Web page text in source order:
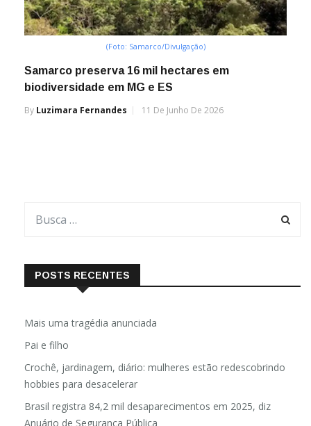
(Foto: Samarco/Divulgação)
Samarco preserva 16 mil hectares em
biodiversidade em MG e ES
By Luzimara Fernandes 11 De Junho De 2026
POSTS RECENTES
Mais uma tragédia anunciada
Pai e filho
Crochê, jardinagem, diário: mulheres estão redescobrindo
hobbies para desacelerar
Brasil registra 84,2 mil desaparecimentos em 2025, diz
Anuário de Segurança Pública